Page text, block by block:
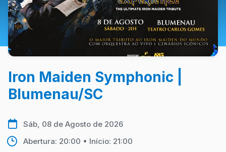
Iron Maiden Symphonic |
Blumenau/SC
Sáb, 08 de Agosto de 2026
Abertura: 20:00 • Início: 21:00